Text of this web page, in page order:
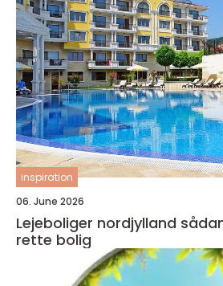
inspiration
06. June 2026
Lejeboliger nordjylland sådan finder du den
rette bolig